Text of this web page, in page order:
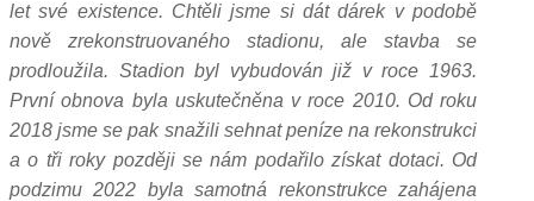
let své existence. Chtěli jsme si dát dárek v podobě
nově zrekonstruovaného stadionu, ale stavba se
prodloužila. Stadion byl vybudován již v roce 1963.
První obnova byla uskutečněna v roce 2010. Od roku
2018 jsme se pak snažili sehnat peníze na rekonstrukci
a o tři roky později se nám podařilo získat dotaci. Od
podzimu 2022 byla samotná rekonstrukce zahájena